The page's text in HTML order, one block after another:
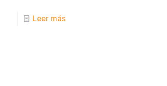
Leer más